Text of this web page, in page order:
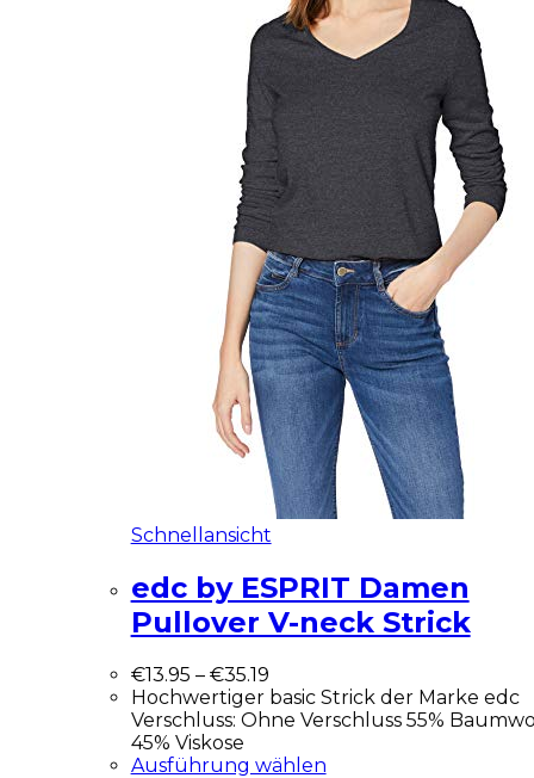
Schnellansicht
edc by ESPRIT Damen
Pullover V-neck Strick
€13.95 – €35.19
Hochwertiger basic Strick der Marke edc
Verschluss: Ohne Verschluss 55%
45% Viskose
Ausführung wählen